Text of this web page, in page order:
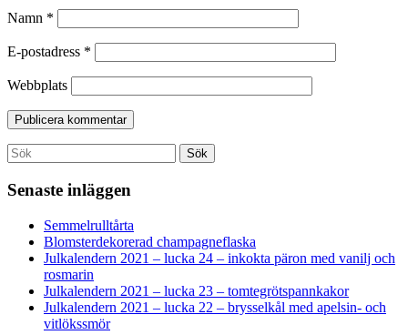
Namn *
E-postadress *
Webbplats
Search
for:
Sök
Senaste inläggen
Semmelrulltårta
Blomsterdekorerad champagneflaska
Julkalendern 2021 – lucka 24 – inkokta päron med vanilj och
rosmarin
Julkalendern 2021 – lucka 23 – tomtegrötspannkakor
Julkalendern 2021 – lucka 22 – brysselkål med apelsin- och
vitlökssmör